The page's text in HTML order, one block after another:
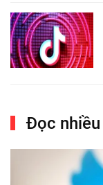
Đọc nhiều